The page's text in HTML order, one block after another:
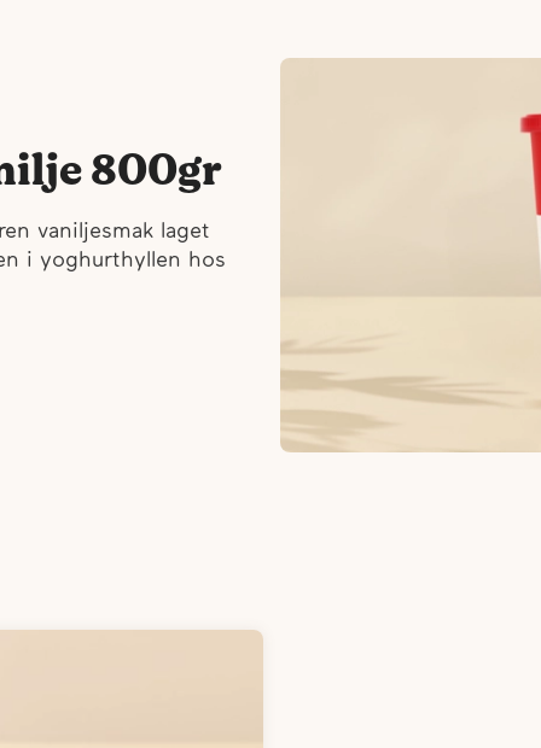
800gr
vaniljesmak laget
i yoghurthyllen hos